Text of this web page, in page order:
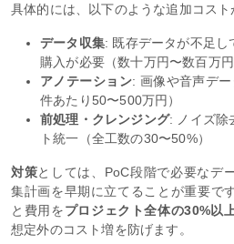
具体的には、以下のような追加コスト
データ収集: 既存データが不足し
購入が必要（数十万円〜数百万円
アノテーション: 画像や音声デ
件あたり50〜500万円）
前処理・クレンジング: ノイズ除
ト統一（全工数の30〜50%）
対策としては、PoC段階で必要なデ
集計画を早期に立てることが重要で
と費用をプロジェクト全体の30%以
想定外のコスト増を防げます。